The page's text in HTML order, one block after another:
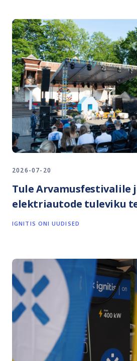
2026-07-20
Tule Arvamusfestivalile
elektriautode tuleviku
IGNITIS ONI UUDISED